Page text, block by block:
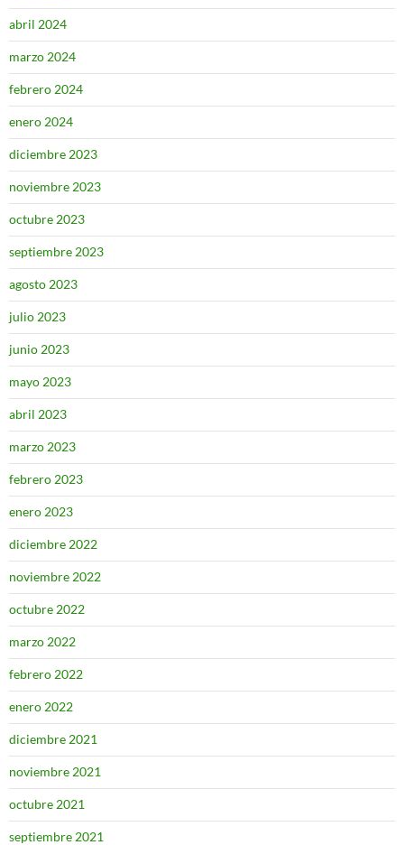
abril 2024
marzo 2024
febrero 2024
enero 2024
diciembre 2023
noviembre 2023
octubre 2023
septiembre 2023
agosto 2023
julio 2023
junio 2023
mayo 2023
abril 2023
marzo 2023
febrero 2023
enero 2023
diciembre 2022
noviembre 2022
octubre 2022
marzo 2022
febrero 2022
enero 2022
diciembre 2021
noviembre 2021
octubre 2021
septiembre 2021